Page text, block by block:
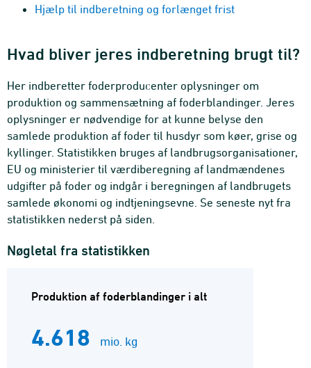
Hjælp til indberetning og forlænget frist
Hvad bliver jeres indberetning brugt til?
Her indberetter foderproducenter oplysninger om
produktion og sammensætning af foderblandinger. Jeres
oplysninger er nødvendige for at kunne belyse den
samlede produktion af foder til husdyr som køer, grise og
kyllinger. Statistikken bruges af landbrugsorganisationer,
EU og ministerier til værdiberegning af landmændenes
udgifter på foder og indgår i beregningen af landbrugets
samlede økonomi og indtjeningsevne. Se seneste nyt fra
statistikken nederst på siden.
Nøgletal fra statistikken
Produktion af foderblandinger i alt
4.618 mio. kg